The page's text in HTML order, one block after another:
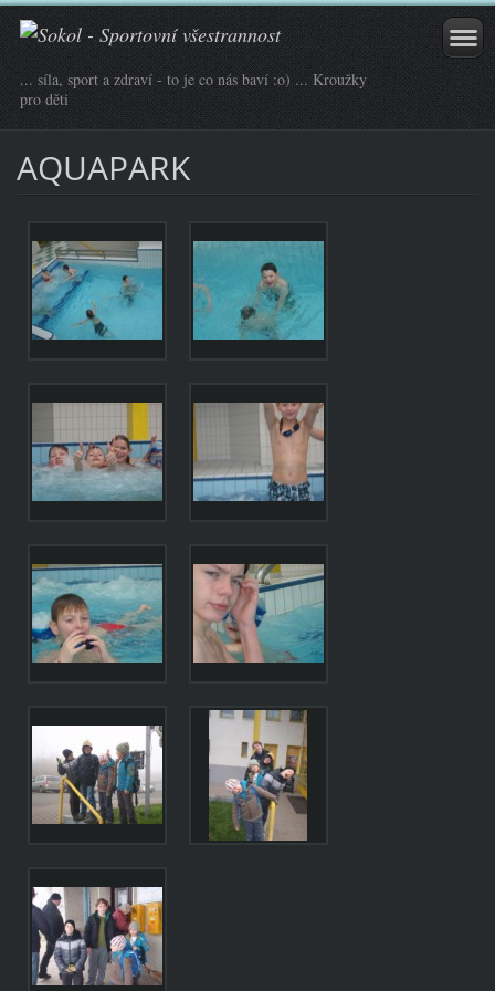
... síla, sport a zdraví - to je co nás baví :o) ... Kroužky
pro děti
AQUAPARK